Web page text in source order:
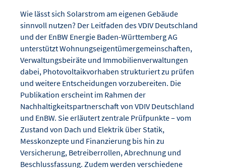
Wie lässt sich Solarstrom am eigenen Gebäude
sinnvoll nutzen? Der Leitfaden des VDIV Deutschland
und der EnBW Energie Baden-Württemberg AG
unterstützt Wohnungseigentümergemeinschaften,
Verwaltungsbeiräte und Immobilienverwaltungen
dabei, Photovoltaikvorhaben strukturiert zu prüfen
und weitere Entscheidungen vorzubereiten. Die
Publikation erscheint im Rahmen der
Nachhaltigkeitspartnerschaft von VDIV Deutschland
und EnBW. Sie erläutert zentrale Prüfpunkte – vom
Zustand von Dach und Elektrik über Statik,
Messkonzepte und Finanzierung bis hin zu
Versicherung, Betreiberrollen, Abrechnung und
Beschlussfassung. Zudem werden verschiedene